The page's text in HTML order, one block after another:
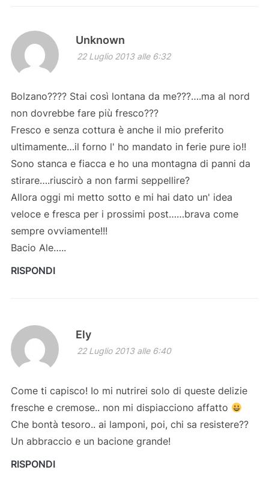
Unknown
22 Luglio 2013 alle 6:32
Bolzano???? Stai così lontana da me???….ma al nord
non dovrebbe fare più fresco???
Fresco e senza cottura è anche il mio preferito
ultimamente…il forno l' ho mandato in ferie pure io!!
Sono stanca e fiacca e ho una montagna di panni da
stirare….riuscirò a non farmi seppellire?
Allora oggi mi metto sotto e mi hai dato un' idea
veloce e fresca per i prossimi post……brava come
sempre ovviamente!!!
Bacio Ale…..
RISPONDI
Ely
22 Luglio 2013 alle 6:40
Come ti capisco! Io mi nutrirei solo di queste delizie
fresche e cremose.. non mi dispiacciono affatto
Che bontà tesoro.. ai lamponi, poi, chi sa resistere??
Un abbraccio e un bacione grande!
RISPONDI